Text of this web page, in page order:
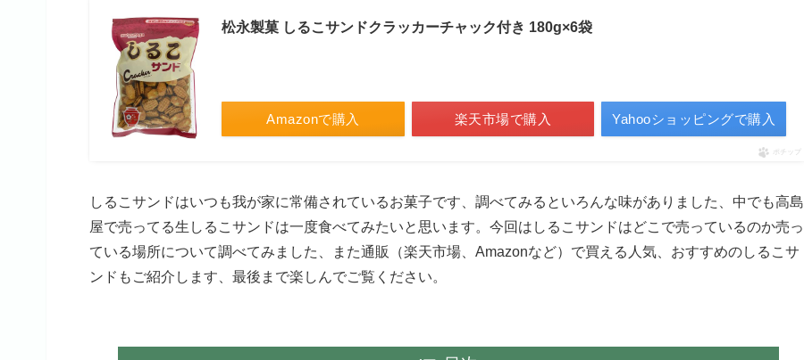
松永製菓 しるこサンドクラッカーチャック付き 180g×6袋
Amazonで購入 楽天市場で購入 Yahooショッピングで購入
ポチップ
しるこサンドはいつも我が家に常備されているお菓子です、調べてみるといろんな味がありました、中でも高島
屋で売ってる生しるこサンドは一度食べてみたいと思います。今回はしるこサンドはどこで売っているのか売っ
ている場所について調べてみました、また通販（楽天市場、Amazonなど）で買える人気、おすすめのしるこサ
ンドもご紹介します、最後まで楽しんでご覧ください。